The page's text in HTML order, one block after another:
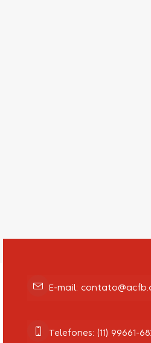
E-mail:
Telefones: (11) 99661-